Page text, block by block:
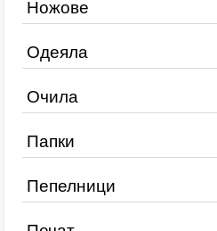
Ножове
Одеяла
Очила
Папки
Пепелници